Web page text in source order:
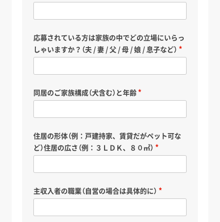
応募されている方は家族の中でどの立場にいらっ
しゃいますか？（夫 / 妻 / 父 / 母 / 娘 / 息子など）
同居のご家族構成（犬含む）と年齢
住居の形体（例：戸建持家、賃貸だがペット可な
ど）住居の広さ（例：３ＬＤＫ、８０㎡）
主収入者の職業（自営の場合は具体的に）